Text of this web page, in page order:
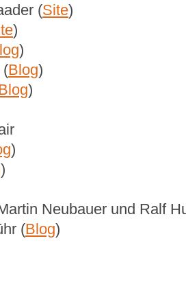
(Site)
)
)
(Blog)
)
)
)
Neubauer und Ralf
(Blog)